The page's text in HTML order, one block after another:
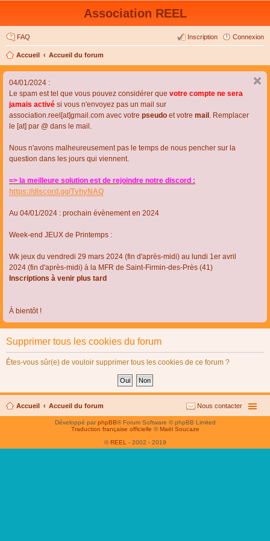
Association REEL
FAQ Connexion
Inscription
Accueil Accueil du forum
04/01/2024 :
Le spam est tel que vous pouvez considérer que votre compte ne sera
jamais activé si vous n'envoyez pas un mail sur
association.reel[at]gmail.com avec votre pseudo et votre mail . Remplacer
le [at] par @ dans le mail.
Nous n'avons malheureusement pas le temps de nous pencher sur la
question dans les jours qui viennent.
=> la meilleure solution est de rejoindre notre discord :
https://discord.gg/TvhyNAQ
Au 04/01/2024 : prochain évènement en 2024
Week-end JEUX de Printemps :
Wk jeux du vendredi 29 mars 2024 (fin d'après-midi) au lundi 1er avril
2024 (fin d'après-midi) à la MFR de Saint-Firmin-des-Près (41)
Inscriptions à venir plus tard
À bientôt !
Supprimer tous les cookies du forum
Êtes-vous sûr(e) de vouloir supprimer tous les cookies de ce forum ?
Accueil Accueil du forum Nous contacter
Développé parphpBB® Forum Software © phpBB Limited
Traduction française officielle © Maël Soucaze
© REEL - 2002 - 2019